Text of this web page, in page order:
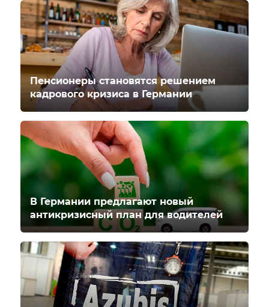
Пенсионеры становятся решением
кадрового кризиса в Германии
В Германии предлагают новый
антикризисный план для водителей